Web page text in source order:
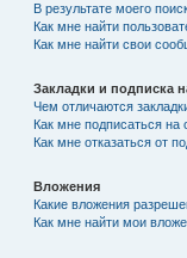
В результате моего
Как мне найти
Как мне найти свои
Закладки и подписка
Чем отличаются
Как мне подписаться
Как мне отказаться от
Вложения
Какие вложения
Как мне найти мои